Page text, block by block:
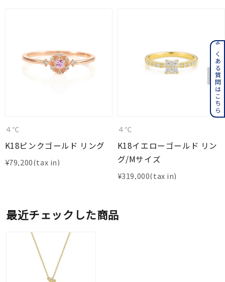
４℃
K18ピンクゴールド リング
¥79,200
４℃
K18イエローゴールド リン
グ/Mサイズ
¥319,000
最近チェックした商品
よくある質問はこちら